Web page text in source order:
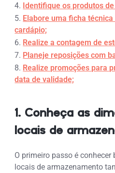
Identifique os produtos
Elabore uma ficha
cardápio;
Realize a contagem de
Planeje reposições com
Realize promoções para
data de validade;
1. Conheça as
locais de
O primeiro passo é
locais de armazenamento